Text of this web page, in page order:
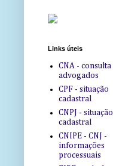
Links úteis
CNA - consulta
advogados
CPF - situação
cadastral
CNPJ - situação
cadastral
CNIPE - CNJ -
informações
processuais